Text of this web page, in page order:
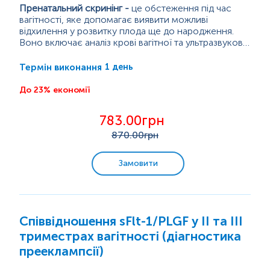
Пренатальний скринінг - це обстеження під час
вагітності, яке допомагає виявити можливі
відхилення у розвитку плода ще до народження.
Воно включає аналіз крові вагітної та ультразвукове
генетичних синдромів (наприклад Дауна, Едвардса,
системи чи серця.
- Альфа -фетопротеїн (АФП, AFP);
- Естріол вільний/некон'югований (FE3).
Термін виконання 1 день
До 23% економії
783.00грн
870.00грн
Замовити
Співвідношення sFlt-1/PLGF у ІІ та ІІІ
триместрах вагітності (діагностика
прееклампсії)